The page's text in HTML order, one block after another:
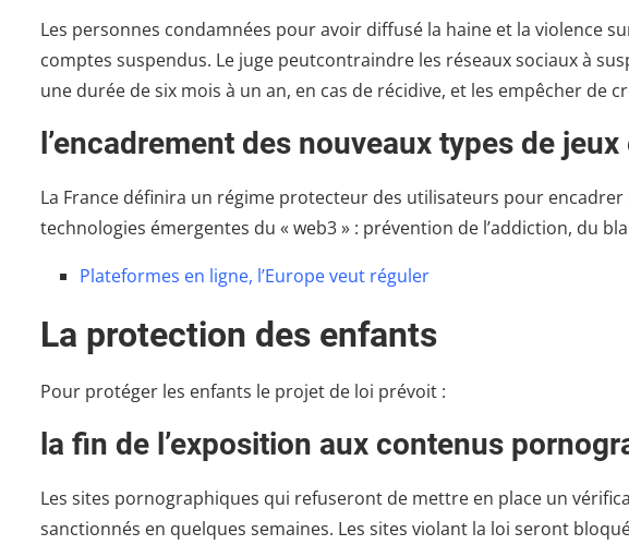
Les personnes condamnées pour avoir diffusé la haine et la violence
comptes suspendus. Le juge peutcontraindre les réseaux sociaux à
une durée de six mois à un an, en cas de récidive, et les empêcher de
l’encadrement des nouveaux types de
La France définira un régime protecteur des utilisateurs pour
technologies émergentes du « web3 » : prévention de l’addiction, du
Plateformes en ligne, l’Europe veut réguler
La protection des enfants
Pour protéger les enfants le projet de loi prévoit :
la fin de l’exposition aux contenus
Les sites pornographiques qui refuseront de mettre en place un
sanctionnés en quelques semaines. Les sites violant la loi seront